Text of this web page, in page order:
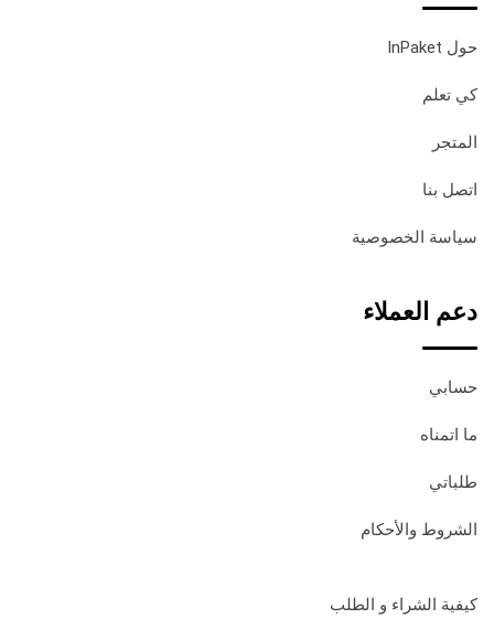
حول InPaket
كي تعلم
المتجر
اتصل بنا
سياسة الخصوصية
دعم العملاء
حسابي
ما اتمناه
طلباتي
الشروط والأحكام
كيفية الشراء و الطلب